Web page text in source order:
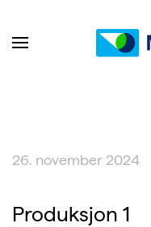
26. november 2024
Produksjon 1